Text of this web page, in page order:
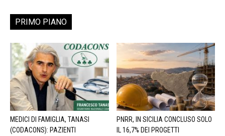
PRIMO PIANO
MEDICI DI FAMIGLIA, TANASI
(CODACONS): PAZIENTI
PNRR, IN SICILIA CONCLUSO SOLO
IL 16,7% DEI PROGETTI